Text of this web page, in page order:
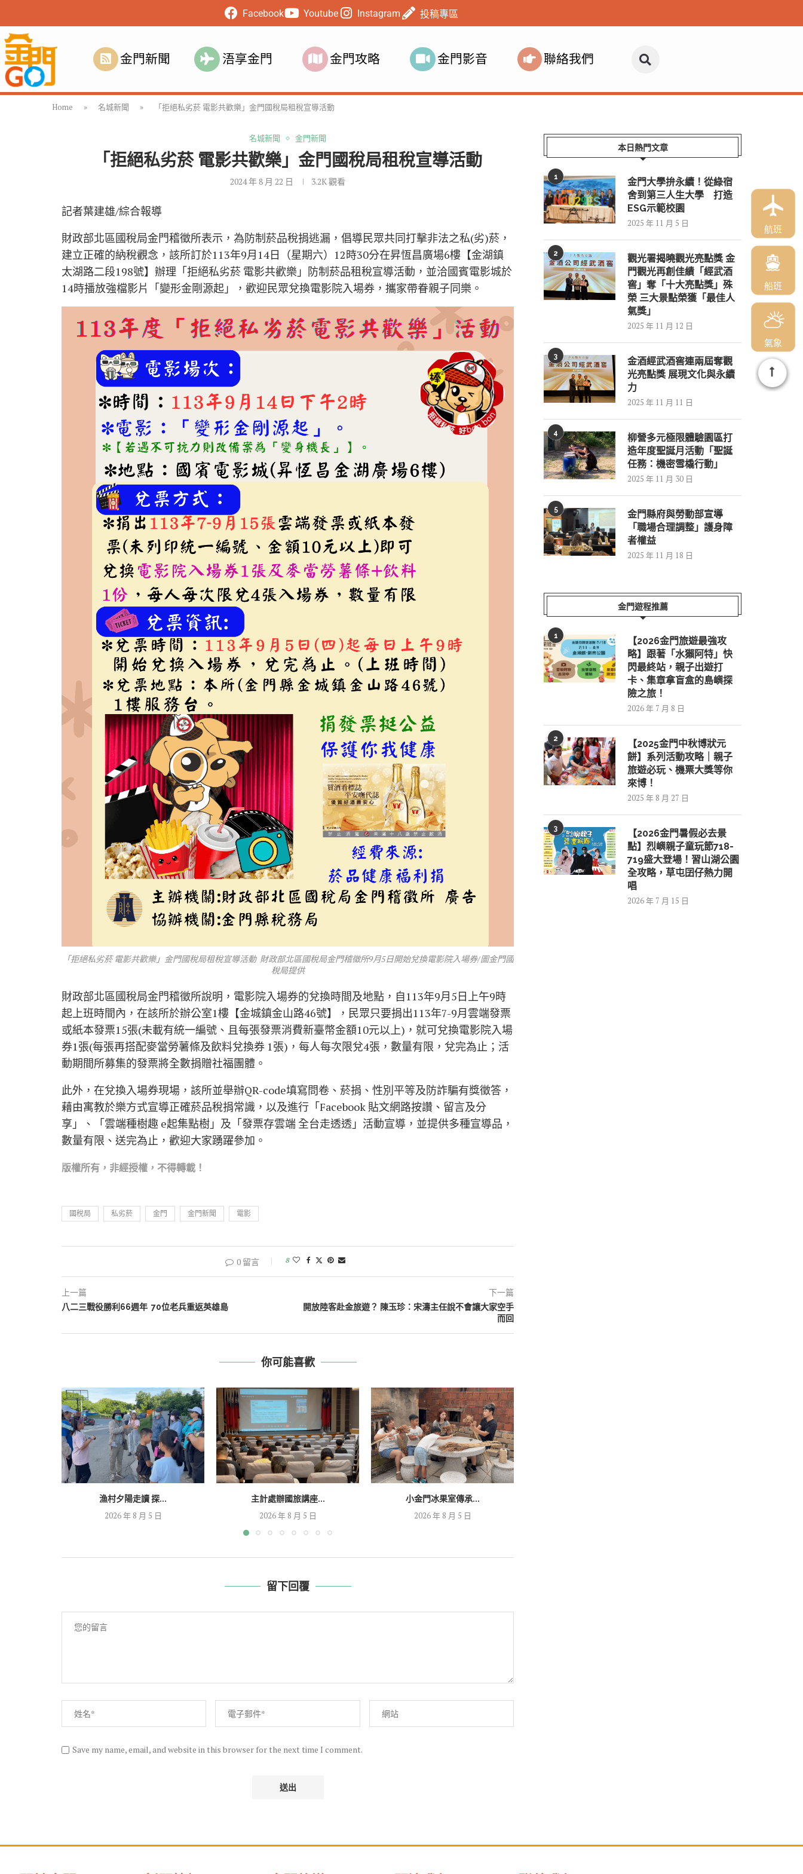
Facebook Youtube Instagram 投稿專區
金門新聞 浯享金門 金門攻略 金門影音 聯絡我們
Home » 名城新聞 » 「拒絕私劣菸 電影共歡樂」金門國稅局租稅宣導活動
名城新聞 金門新聞
「拒絕私劣菸 電影共歡樂」金門國稅局租稅宣導活動
2024 年 8 月 22 日 3.2K觀看
記者葉建雄/綜合報導
財政部北區國稅局金門稽徵所表示，為防制菸品稅捐逃漏，倡導民眾共同打擊非法之私(劣)菸，
建立正確的納稅觀念，該所訂於113年9月14日（星期六）12時30分在昇恆昌廣場6樓【金湖鎮
太湖路二段198號】辦理「拒絕私劣菸 電影共歡樂」防制菸品租稅宣導活動，並洽國賓電影城於
14時播放強檔影片「變形金剛源起」，歡迎民眾兌換電影院入場券，攜家帶眷親子同樂。
「拒絕私劣菸 電影共歡樂」金門國稅局租稅宣導活動 財政部北區國稅局金門稽徵所9月5日開始兌換電影院入場券/圖金門國
稅局提供
財政部北區國稅局金門稽徵所說明，電影院入場券的兌換時間及地點，自113年9月5日上午9時
起上班時間內，在該所於辦公室1樓【金城鎮金山路46號】，民眾只要捐出113年7-9月雲端發票
或紙本發票15張(未載有統一編號、且每張發票消費新臺幣金額10元以上)，就可兌換電影院入場
券1張(每張再搭配麥當勞薯條及飲料兌換券 1張)，每人每次限兌4張，數量有限，兌完為止；活
動期間所募集的發票將全數捐贈社福團體。
此外，在兌換入場券現場，該所並舉辦QR-code填寫問卷、菸捐、性別平等及防詐騙有獎徵答，
藉由寓教於樂方式宣導正確菸品稅捐常識，以及進行「Facebook 貼文網路按讚、留言及分
享」、「雲端種樹趣 e起集點樹」及「發票存雲端 全台走透透」活動宣導，並提供多種宣導品，
數量有限、送完為止，歡迎大家踴躍參加。
版權所有，非經授權，不得轉載！
國稅局 私劣菸 金門 金門新聞 電影
0 留言 8
上一篇
八二三戰役勝利66週年 70位老兵重返英雄島
下一篇
開放陸客赴金旅遊？ 陳玉珍：宋濤主任說不會讓大家空手
而回
你可能喜歡
漁村夕陽走讀 探...
2026 年 8 月 5 日
主計處辦國旅講座...
2026 年 8 月 5 日
小金門冰果室傳承...
2026 年 8 月 5 日
留下回覆
Save my name, email, and website in this browser for the next time I comment.
本日熱門文章
1
金門大學拚永續！從綠宿
舍到第三人生大學 打造
ESG示範校園
2025 年 11 月 5 日
2
觀光署揭曉觀光亮點獎 金
門觀光再創佳績「經武酒
窖」奪「十大亮點獎」殊
榮 三大景點榮獲「最佳人
氣獎」
2025 年 11 月 12 日
3
金酒經武酒窖連兩屆奪觀
光亮點獎 展現文化與永續
力
2025 年 11 月 11 日
4
柳營多元極限體驗園區打
造年度聖誕月活動「聖誕
任務：機密雪橇行動」
2025 年 11 月 30 日
5
金門縣府與勞動部宣導
「職場合理調整」護身障
者權益
2025 年 11 月 18 日
金門遊程推薦
1
【2026金門旅遊最強攻
略】跟著「水獺阿特」快
閃最終站，親子出遊打
卡、集章拿盲盒的島嶼探
險之旅！
2026 年 7 月 8 日
2
【2025金門中秋博狀元
餅】系列活動攻略｜親子
旅遊必玩、機票大獎等你
來博！
2025 年 8 月 27 日
3
【2026金門暑假必去景
點】烈嶼親子童玩節718-
719盛大登場！習山湖公園
全攻略，草屯囝仔熱力開
唱
2026 年 7 月 15 日
航班
船班
氣象